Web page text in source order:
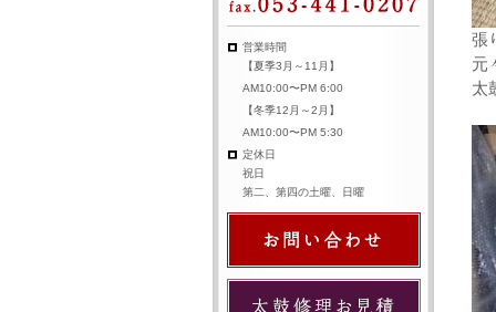
張
元
太
営業時間
【夏季3月～11月】
AM10:00〜PM 6:00
【冬季12月～2月】
AM10:00〜PM 5:30
定休日
祝日
第二、第四の土曜、日曜